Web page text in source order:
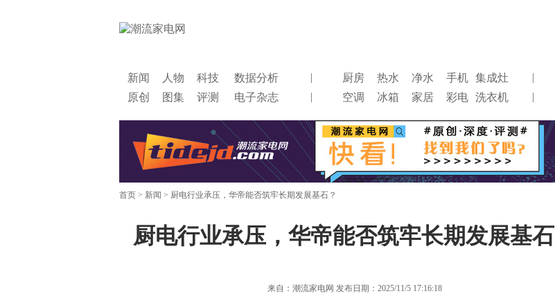
新闻 人物 科技 数据分析 | 厨房 热水 净水 手机 集成灶 |
原创
图集 评测 电子杂志 | 空调 冰箱 家居 彩电 洗衣机 |
首页 > 新闻 > 厨电行业承压，华帝能否筑牢长期发展基石？
厨电行业承压，华帝能否筑牢长期发展基石
来自：潮流家电网 发布日期：2025/11/5 17:16:18